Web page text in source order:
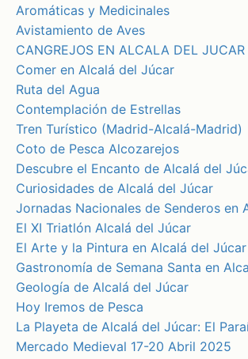
Aromáticas y Medicinales
Avistamiento de Aves
CANGREJOS EN ALCALA DEL JUCAR
Comer en Alcalá del Júcar
Ruta del Agua
Contemplación de Estrellas
Tren Turístico (Madrid-Alcalá-Madrid)
Coto de Pesca Alcozarejos
Descubre el Encanto de Alcalá del
Curiosidades de Alcalá del Júcar
Jornadas Nacionales de Senderos en
El XI Triatlón Alcalá del Júcar
El Arte y la Pintura en Alcalá del Júcar
Gastronomía de Semana Santa en
Geología de Alcalá del Júcar
Hoy Iremos de Pesca
La Playeta de Alcalá del Júcar: El
Mercado Medieval 17-20 Abril 2025